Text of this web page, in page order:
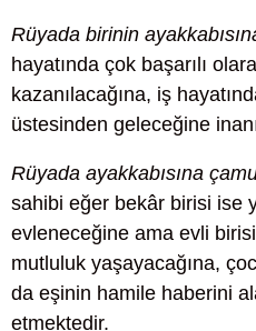
Rüyada birinin
hayatında çok başarılı
kazanılacağına, iş
üstesinden geleceğine
Rüyada ayakkabısına
sahibi eğer bekâr birisi ise
evleneceğine ama evli
mutluluk yaşayacağına,
da eşinin hamile haberini
etmektedir.